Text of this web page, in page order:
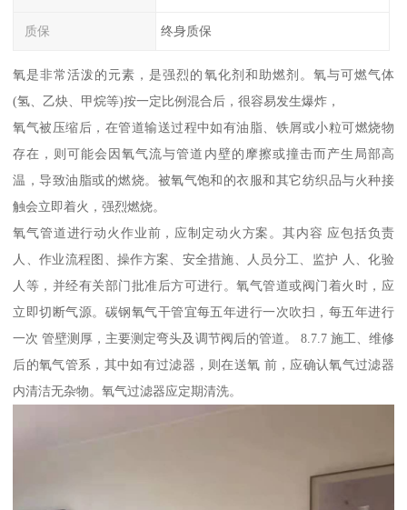
质保 终身质保
氧是非常活泼的元素，是强烈的氧化剂和助燃剂。氧与可燃气体
(氢、乙炔、甲烷等)按一定比例混合后，很容易发生爆炸，
氧气被压缩后，在管道输送过程中如有油脂、铁屑或小粒可燃烧物
存在，则可能会因氧气流与管道内壁的摩擦或撞击而产生局部高
温，导致油脂或的燃烧。被氧气饱和的衣服和其它纺织品与火种接
触会立即着火，强烈燃烧。
氧气管道进行动火作业前，应制定动火方案。其内容 应包括负责
人、作业流程图、操作方案、安全措施、人员分工、监护 人、化验
人等，并经有关部门批准后方可进行。氧气管道或阀门着火时，应
立即切断气源。碳钢氧气干管宜每五年进行一次吹扫，每五年进行
一次 管壁测厚，主要测定弯头及调节阀后的管道。 8.7.7 施工、维修
后的氧气管系，其中如有过滤器，则在送氧 前，应确认氧气过滤器
内清洁无杂物。氧气过滤器应定期清洗。